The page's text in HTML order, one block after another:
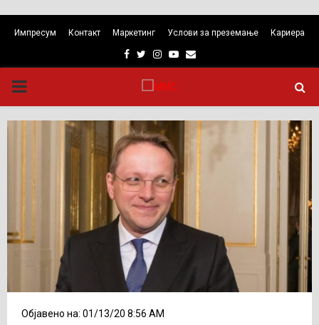
Импресум Контакт Маркетинг Услови за преземање Кариера
Facebook
TwitterInstagram
Youtube
Email
PRIMARY
MENU
Објавено на: 01/13/20 8:56 AM